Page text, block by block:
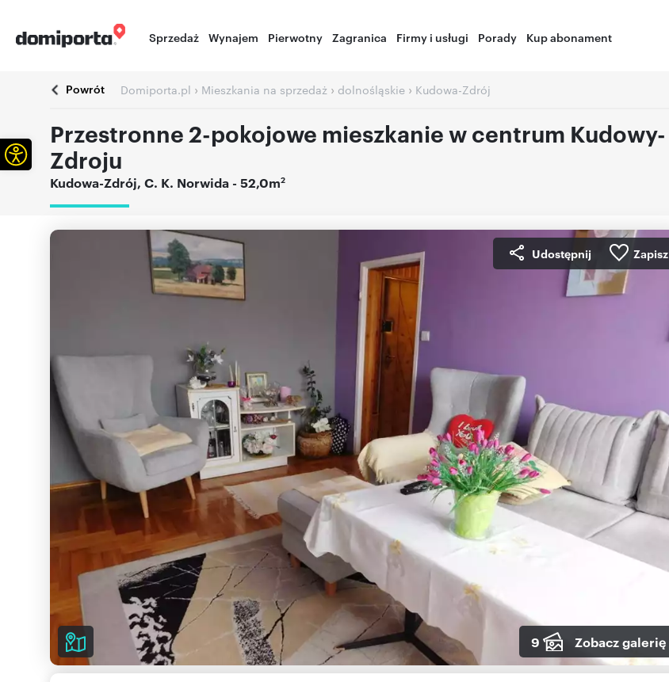
Sprzedaż Wynajem Pierwotny Zagranica Firmy i usługi Porady Kup abonament
Powrót Domiporta.pl › Mieszkania na sprzedaż › dolnośląskie › Kudowa-Zdrój
Przestronne 2-pokojowe mieszkanie w centrum Kudowy-
Zdroju
Kudowa-Zdrój, C. K. Norwida - 52,0m2
Udostępnij Zapisz
9 Zobacz galerię
Otwórz pasek narzędzi